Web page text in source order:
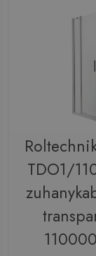
TDO1/